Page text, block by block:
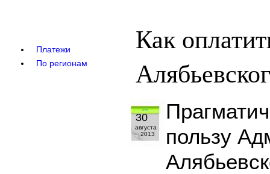
Платежи
По регионам
Как
30
августа
2013
пользу